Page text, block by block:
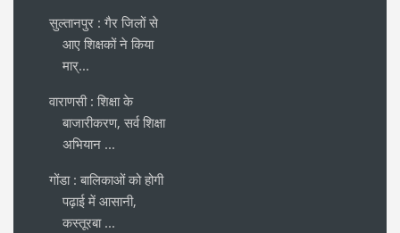
सुल्तानपुर : गैर जिलों से
आए शिक्षकों ने किया
मार्...
वाराणसी : शिक्षा के
बाजारीकरण, सर्व शिक्षा
अभियान ...
गोंडा : बालिकाओं को होगी
पढ़ाई में आसानी,
कस्तूरबा ...